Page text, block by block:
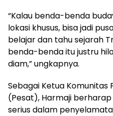
“Kalau benda-benda
lokasi khusus, bisa jadi
belajar dan tahu sejarah
benda-benda itu justru
diam,” ungkapnya.
Sebagai Ketua Komunitas
(Pesat), Harmaji
serius dalam